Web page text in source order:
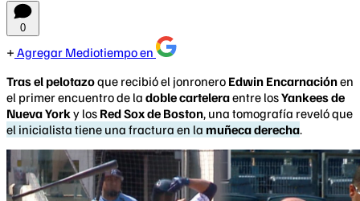
0
Agregar Mediotiempo en
Tras el pelotazoque recibió el jonronero Edwin Encarnaciónen
el primer encuentro de la doble carteleraentre losYankees de
Nueva York y los Red Sox de Boston, una tomografía reveló que
el inicialista tiene una fractura en la muñeca derecha.